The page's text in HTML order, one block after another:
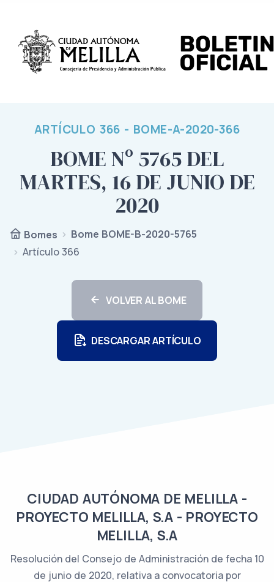
ARTÍCULO 366 - BOME-A-2020-366
BOME Nº 5765 DEL
MARTES, 16 DE JUNIO DE
2020
Bomes
Bome BOME-B-2020-5765
Artículo 366
VOLVER AL BOME
DESCARGAR ARTÍCULO
CIUDAD AUTÓNOMA DE MELILLA -
PROYECTO MELILLA, S.A - PROYECTO
MELILLA, S.A
Resolución del Consejo de Administración de fecha 10
de junio de 2020, relativa a convocatoria por